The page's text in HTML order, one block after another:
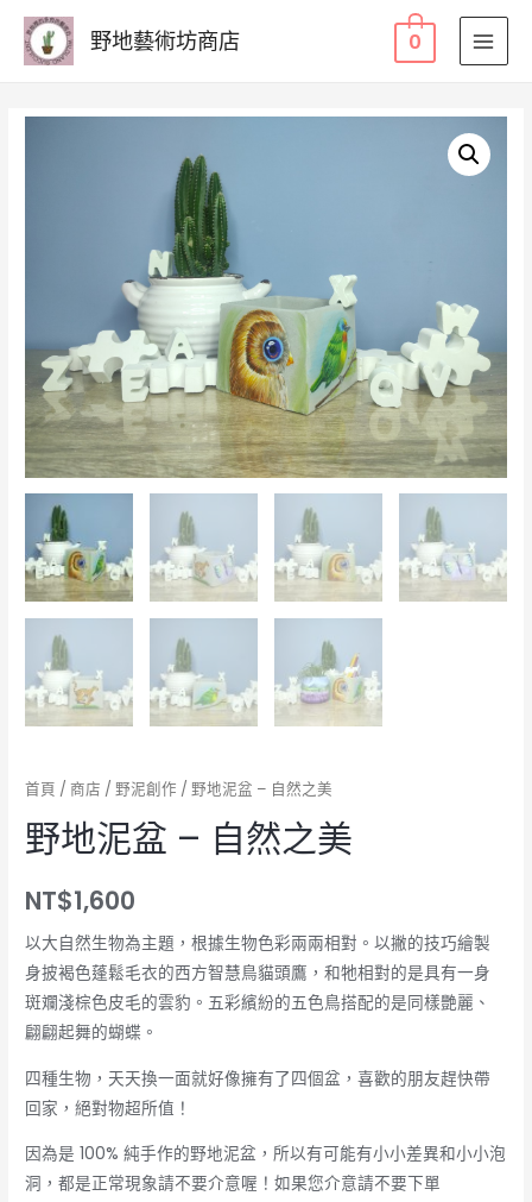
野地藝術坊商店 0
首頁 /商店 / 野泥創作 / 野地泥盆 – 自然之美
野地泥盆 – 自然之美
NT$1,600
以大自然生物為主題，根據生物色彩兩兩相對。以撇的技巧繪製
身披褐色蓬鬆毛衣的西方智慧鳥貓頭鷹，和牠相對的是具有一身
斑斕淺棕色皮毛的雲豹。五彩繽紛的五色鳥搭配的是同樣艷麗、
翩翩起舞的蝴蝶。
四種生物，天天換一面就好像擁有了四個盆，喜歡的朋友趕快帶
回家，絕對物超所值！
因為是 100% 純手作的野地泥盆，所以有可能有小小差異和小小泡
洞，都是正常現象請不要介意喔！如果您介意請不要下單